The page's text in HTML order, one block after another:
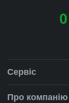
Сервіс
Консультація
Про компанію